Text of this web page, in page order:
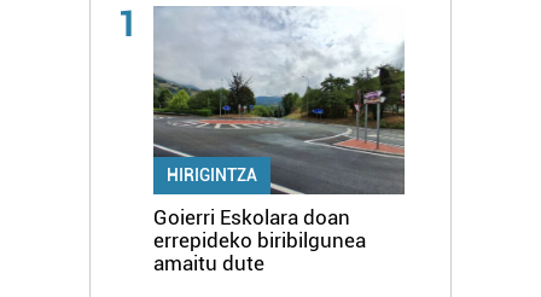
1
HIRIGINTZA
Goierri Eskolara doan
errepideko biribilgunea
amaitu dute